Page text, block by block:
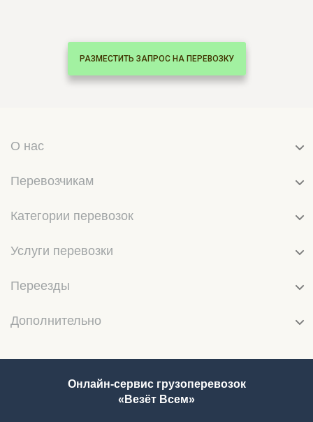
РАЗМЕСТИТЬ ЗАПРОС НА ПЕРЕВОЗКУ
О нас
Перевозчикам
Категории перевозок
Услуги перевозки
Переезды
Дополнительно
Онлайн-сервис грузоперевозок
«Везёт Всем»